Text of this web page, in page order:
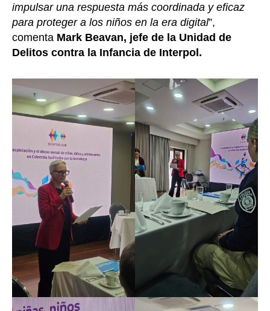
impulsar una respuesta más coordinada y eficaz
para proteger a los niños en la era digital”,
comenta Mark Beavan, jefe de la Unidad de
Delitos contra la Infancia de Interpol.